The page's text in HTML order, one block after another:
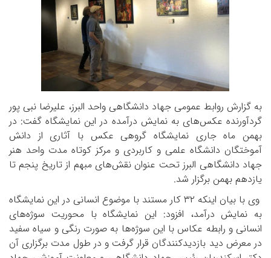
به گزارش روابط عمومی جهاد دانشگاهی واحد البرز، علیرضا نبی پور
گردآورنده عکس‌های به نمایش درآمده در این نمایشگاه گفت: در
بهمن ماه جاری نمایشگاه گروهی عکس با آثاری از دانش
آموختگان دانشگاه علمی و کاربردی و مرکز کوتاه مدت واحد هنر
جهاد دانشگاهی البرز تحت عنوان نقش‌های مبهم از تاریخ پنجم تا
یازدهم بهمن برگزار شد.
وی با بیان اینکه ۳۲ کار مستند با موضوع انسانی در این نمایشگاه
به نمایش درآمد، افزود: این نمایشگاه با محوریت سوژه‌های
انسانی و رابطه عکاس با این سوژه‌ها به صورت رنگی و سیاه سفید
در معرض دید بازدیدکنندگان قرار گرفت و در طول مدت برگزاری آن